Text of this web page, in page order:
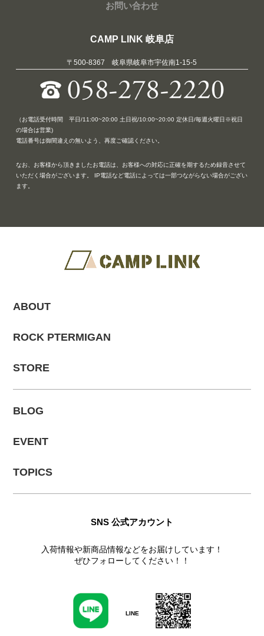
お問い合わせ
CAMP LINK 岐阜店
〒500-8367 岐阜県岐阜市宇佐南1-15-5
（お電話受付時間 平日/11:00~20:00 土日祝/10:00~20:00 定休日/毎週火曜日※祝日
の場合は営業)
電話番号は御間違えの無いよう、再度ご確認ください。
なお、お客様から頂きましたお電話は、お客様への対応に正確を期するため録音させて
いただく場合がございます。 IP電話など電話によっては一部つながらない場合がござい
ます。
ABOUT
ROCK PTERMIGAN
STORE
BLOG
EVENT
TOPICS
SNS 公式アカウント
入荷情報や新商品情報などをお届けしています！
ぜひフォローしてください！！
LINE